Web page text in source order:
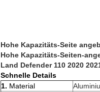
Hohe Kapazitäts-Seite
Hohe Kapazitäts-Seiten-
Land Defender 110 2020
Schnelle Details
1. Material